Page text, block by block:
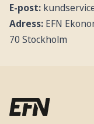
E-post:
Adress:EFN
70 Stockholm